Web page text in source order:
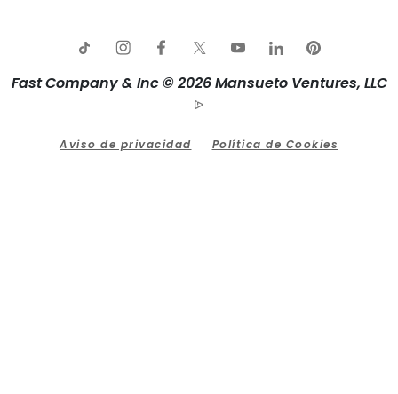
Fast Company & Inc © 2026 Mansueto Ventures, LLC
Aviso de privacidad Política de Cookies